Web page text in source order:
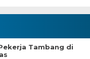
Tambang di